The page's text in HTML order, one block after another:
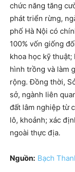
chức năng tăng
phát triển rừng,
phố Hà Nội có
100% vốn giống
khoa học kỹ
hình trồng và làm
rộng. Đồng thời,
sở, ngành liên
đất lâm nghiệp từ
lô, khoảnh; xác
ngoài thực địa.
Nguồn: Bạch